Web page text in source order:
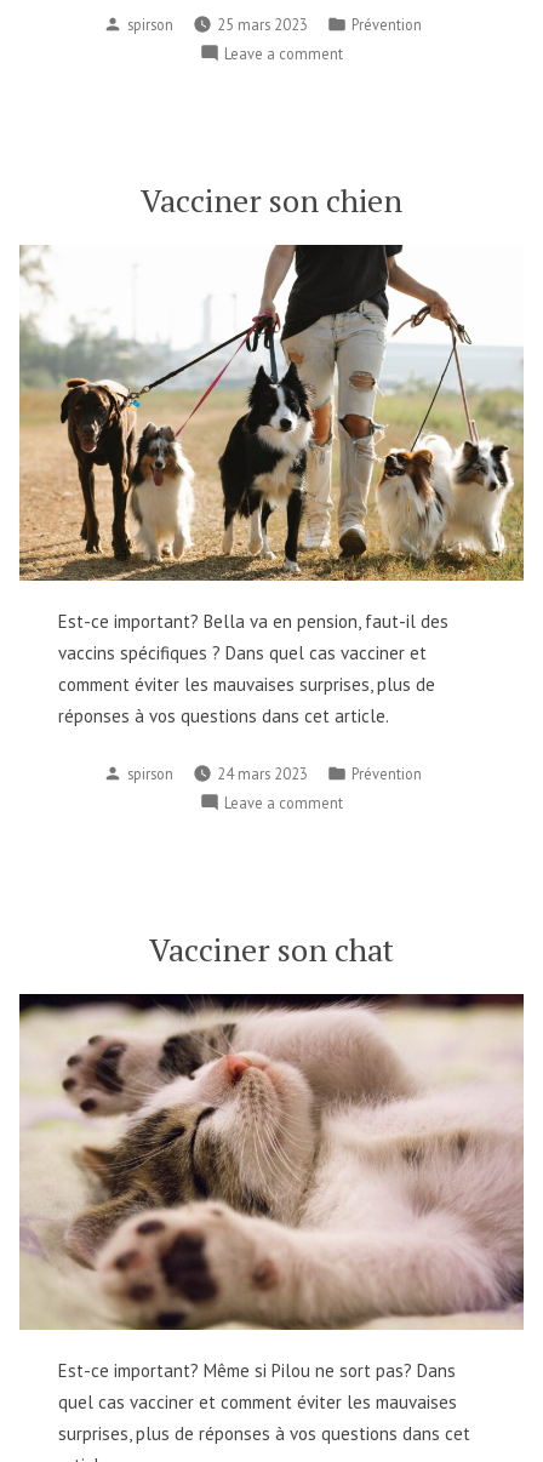
spirson 25 mars 2023
Prévention
Leave a comment
Vacciner son chien
Est-ce important? Bella va en pension, faut-il des
vaccins spécifiques ? Dans quel cas vacciner et
comment éviter les mauvaises surprises, plus de
réponses à vos questions dans cet article.
spirson 24 mars 2023
Prévention
Leave a comment
Vacciner son chat
Est-ce important? Même si Pilou ne sort pas? Dans
quel cas vacciner et comment éviter les mauvaises
surprises, plus de réponses à vos questions dans cet